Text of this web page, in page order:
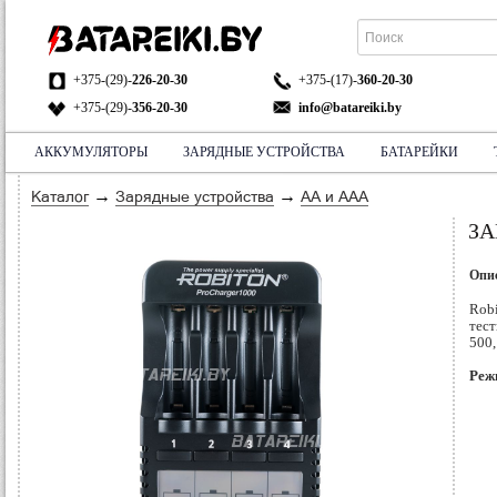
+375-(29)-226-20-30
+375-(29)-356-20-30
+375-(17)-360-20-30
info@batareiki.by
АДРЕС:
НА КАРТЕ
АККУМУЛЯТОРЫ ЗАРЯДНЫЕ УСТРОЙСТВА БАТАРЕЙКИ
Каталог→ Зарядные устройства → AA и AAA